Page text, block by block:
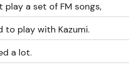
play a set of FM songs,
to play with Kazumi.
a lot.